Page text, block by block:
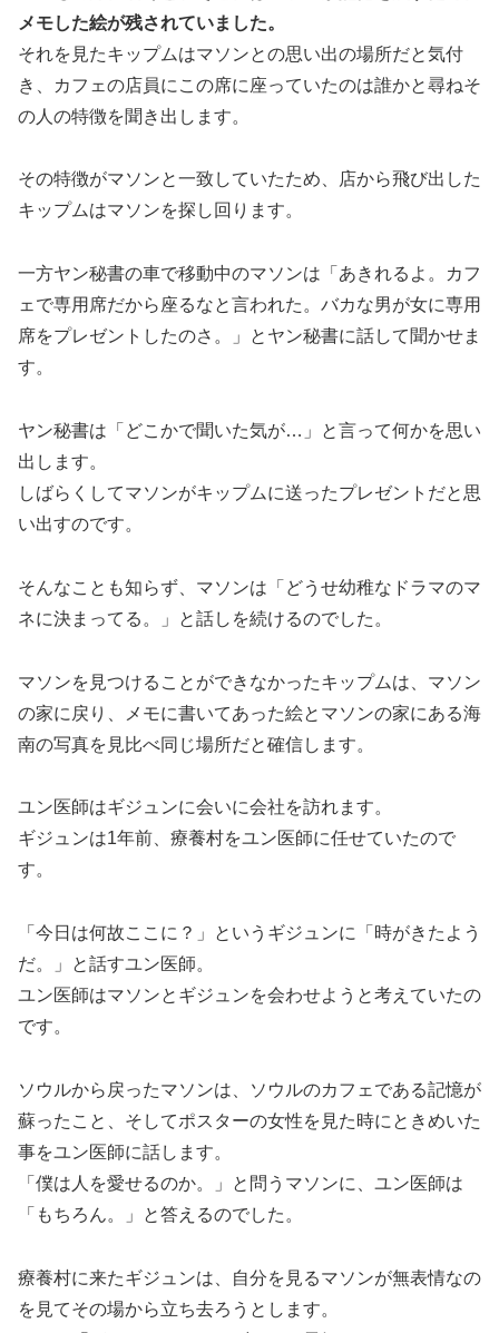
メモした絵が残されていました。
それを見たキップムはマソンとの思い出の場所だと気付
き、カフェの店員にこの席に座っていたのは誰かと尋ねそ
の人の特徴を聞き出します。
その特徴がマソンと一致していたため、店から飛び出した
キップムはマソンを探し回ります。
一方ヤン秘書の車で移動中のマソンは「あきれるよ。カフ
ェで専用席だから座るなと言われた。バカな男が女に専用
席をプレゼントしたのさ。」とヤン秘書に話して聞かせま
す。
ヤン秘書は「どこかで聞いた気が…」と言って何かを思い
出します。
しばらくしてマソンがキップムに送ったプレゼントだと思
い出すのです。
そんなことも知らず、マソンは「どうせ幼稚なドラマのマ
ネに決まってる。」と話しを続けるのでした。
マソンを見つけることができなかったキップムは、マソン
の家に戻り、メモに書いてあった絵とマソンの家にある海
南の写真を見比べ同じ場所だと確信します。
ユン医師はギジュンに会いに会社を訪れます。
ギジュンは1年前、療養村をユン医師に任せていたので
す。
「今日は何故ここに？」というギジュンに「時がきたよう
だ。」と話すユン医師。
ユン医師はマソンとギジュンを会わせようと考えていたの
です。
ソウルから戻ったマソンは、ソウルのカフェである記憶が
蘇ったこと、そしてポスターの女性を見た時にときめいた
事をユン医師に話します。
「僕は人を愛せるのか。」と問うマソンに、ユン医師は
「もちろん。」と答えるのでした。
療養村に来たギジュンは、自分を見るマソンが無表情なの
を見てその場から立ち去ろうとします。